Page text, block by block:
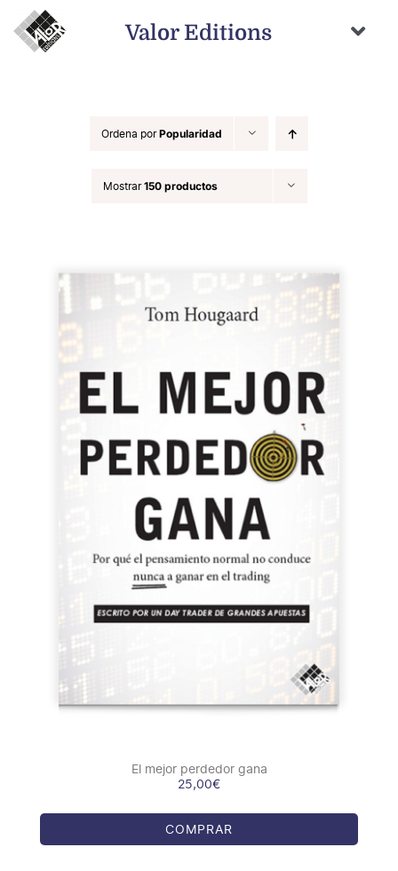
contenido
Valor Editions
Catálogo
Distribución
Contacto
Ordena porPopularidad
Mostrar150 productos
COMPRAR DETALLES
El mejor perdedor gana
25,00€
COMPRAR